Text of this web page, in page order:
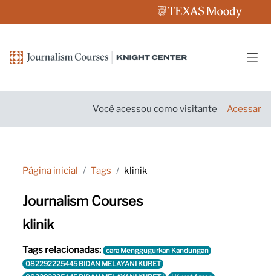
Você acessou como visitante Acessar
Página inicial Tags klinik
Journalism Courses
klinik
Tags relacionadas: cara Menggugurkan Kandungan
082292225445 BIDAN MELAYANI KURET